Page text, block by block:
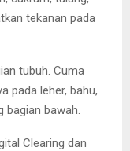
tekanan pada
tubuh. Cuma
pada leher, bahu,
bagian bawah.
Clearing dan